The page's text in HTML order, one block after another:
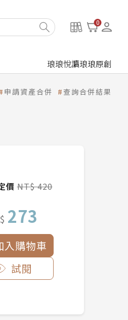
0
琅琅悅讀琅琅原創
申請資產合併 查詢合併結果
價NT$ 420
273
入購物車
試閱